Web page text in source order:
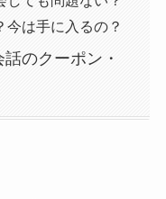
今は手に入るの？
のクーポン・